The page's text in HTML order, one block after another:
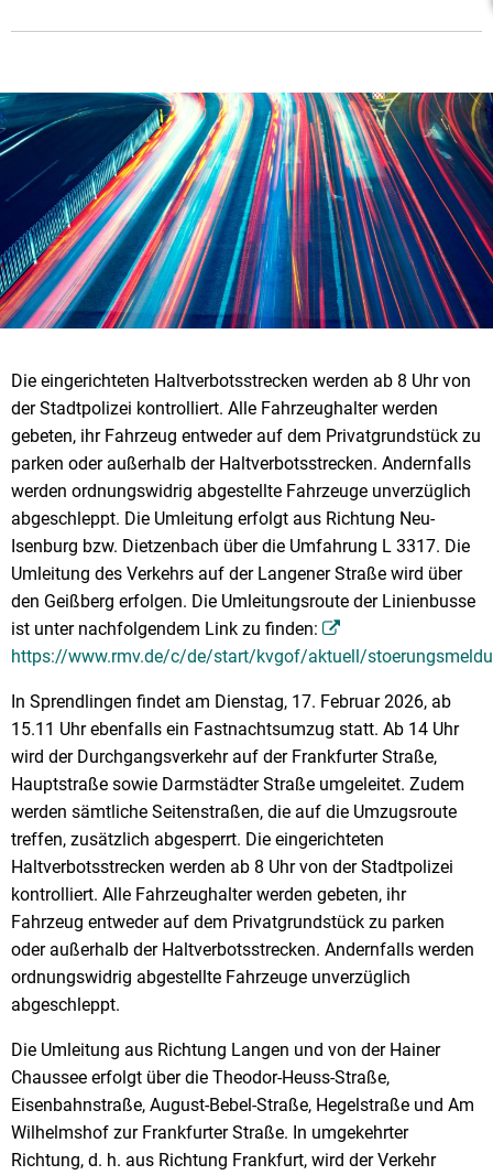
Die eingerichteten Haltverbotsstrecken werden ab 8 Uhr von
der Stadtpolizei kontrolliert. Alle Fahrzeughalter werden
gebeten, ihr Fahrzeug entweder auf dem Privatgrundstück zu
parken oder außerhalb der Haltverbotsstrecken. Andernfalls
werden ordnungswidrig abgestellte Fahrzeuge unverzüglich
abgeschleppt. Die Umleitung erfolgt aus Richtung Neu-
Isenburg bzw. Dietzenbach über die Umfahrung L 3317. Die
Umleitung des Verkehrs auf der Langener Straße wird über
den Geißberg erfolgen. Die Umleitungsroute der Linienbusse
ist unter nachfolgendem Link zu finden:
https://www.rmv.de/c/de/start/kvgof/aktuell/
In Sprendlingen findet am Dienstag, 17. Februar 2026, ab
15.11 Uhr ebenfalls ein Fastnachtsumzug statt. Ab 14 Uhr
wird der Durchgangsverkehr auf der Frankfurter Straße,
Hauptstraße sowie Darmstädter Straße umgeleitet. Zudem
werden sämtliche Seitenstraßen, die auf die Umzugsroute
treffen, zusätzlich abgesperrt. Die eingerichteten
Haltverbotsstrecken werden ab 8 Uhr von der Stadtpolizei
kontrolliert. Alle Fahrzeughalter werden gebeten, ihr
Fahrzeug entweder auf dem Privatgrundstück zu parken
oder außerhalb der Haltverbotsstrecken. Andernfalls werden
ordnungswidrig abgestellte Fahrzeuge unverzüglich
abgeschleppt.
Die Umleitung aus Richtung Langen und von der Hainer
Chaussee erfolgt über die Theodor-Heuss-Straße,
Eisenbahnstraße, August-Bebel-Straße, Hegelstraße und Am
Wilhelmshof zur Frankfurter Straße. In umgekehrter
Richtung, d. h. aus Richtung Frankfurt, wird der Verkehr